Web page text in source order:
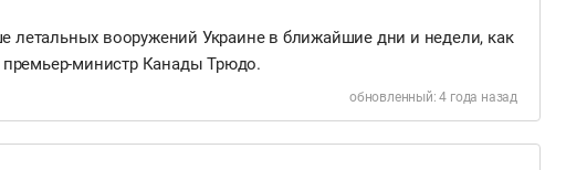
летальных вооружений Украине в ближайшие дни и недели, как
премьер-министр Канады Трюдо.
обновленный: 4 года назад